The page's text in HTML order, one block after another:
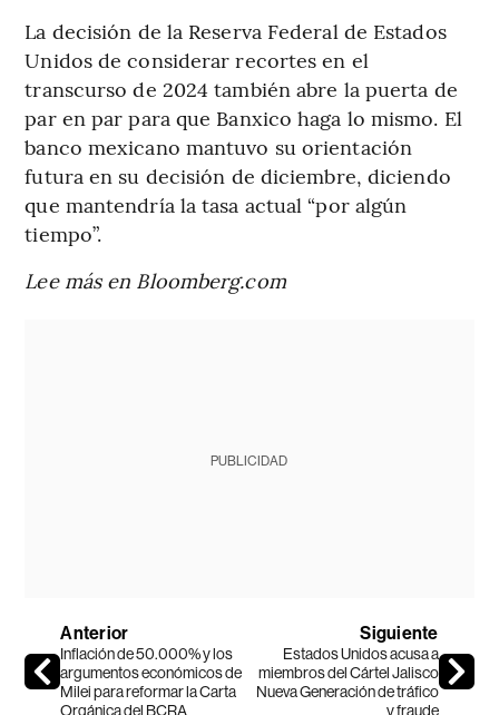
La decisión de la Reserva Federal de Estados
Unidos de considerar recortes en el
transcurso de 2024 también abre la puerta de
par en par para que Banxico haga lo mismo. El
banco mexicano mantuvo su orientación
futura en su decisión de diciembre, diciendo
que mantendría la tasa actual “por algún
tiempo”.
Lee más en Bloomberg.com
PUBLICIDAD
Anterior
Inflación de 50.000% y los
argumentos económicos de
Milei para reformar la Carta
Orgánica del BCRA
Siguiente
Estados Unidos acusa a
miembros del Cártel Jalisco
Nueva Generación de tráfico
y fraude